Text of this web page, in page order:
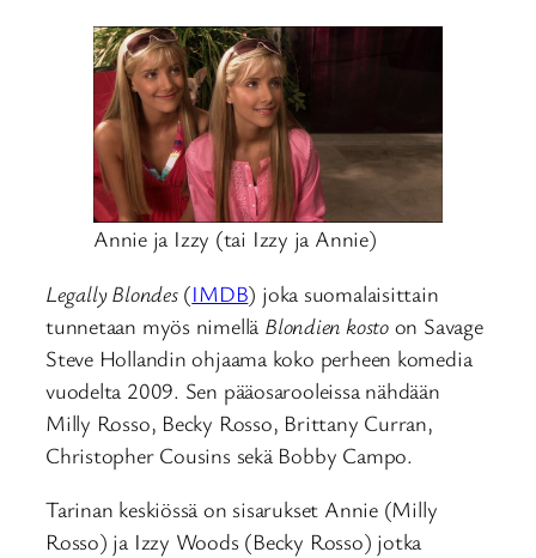
Annie ja Izzy (tai Izzy ja Annie)
Legally Blondes(IMDB) joka suomalaisittain
tunnetaan myös nimellä Blondien kostoon Savage
Steve Hollandin ohjaama koko perheen komedia
vuodelta 2009. Sen pääosarooleissa nähdään
Milly Rosso, Becky Rosso, Brittany Curran,
Christopher Cousins sekä Bobby Campo.
Tarinan keskiössä on sisarukset Annie (Milly
Rosso) ja Izzy Woods (Becky Rosso) jotka